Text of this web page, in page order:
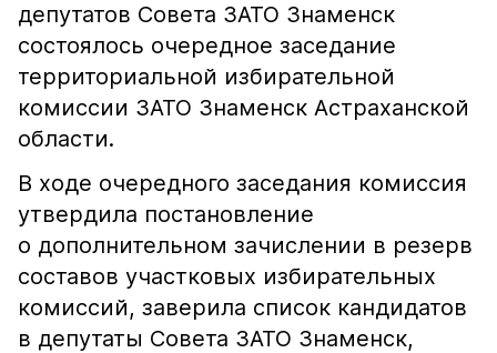
депутатов Совета ЗАТО Знаменск
состоялось очередное заседание
территориальной избирательной
комиссии ЗАТО Знаменск Астраханской
области.
В ходе очередного заседания комиссия
утвердила постановление
о дополнительном зачислении в резерв
составов участковых избирательных
комиссий, заверила список кандидатов
в депутаты Совета ЗАТО Знаменск,